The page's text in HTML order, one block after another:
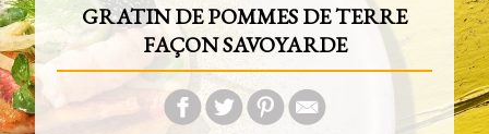
GRATIN DE POMMES DE TERRE
FAÇON SAVOYARDE